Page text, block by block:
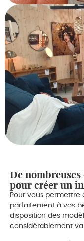
De
pour créer un
Pour vous permettre
parfaitement à vos
disposition des
considérablement